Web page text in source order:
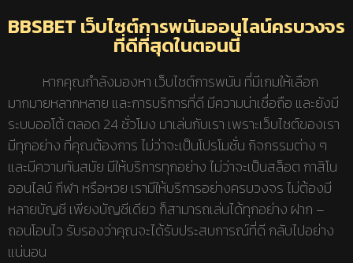
BBSBET เว็บไซต์การพนันออนไลน์ครบวงจร
ที่ดีที่สุดในตอนนี้
หากคุณกำลังมองหา เว็บไซต์การพนัน ที่มีเกมให้เลือก
มากมายหลากหลาย และการบริการที่ดี มีความน่าเชื่อถือ และยังมี
ระบบออโต้ ตลอด 24 ชั่วโมง มาเล่นกับเรา เพราะเว็บไซต์ของเรา
มีทุกอย่าง ที่คุณต้องการ ไม่ว่าจะเป็นโปรโมชั่น กิจกรรมต่าง ๆ
และมีความทันสมัย มีให้บริการทุกอย่าง ไม่ว่าจะเป็นสล็อต กาสิโน
ออนไลน์ กีฬา หรือหวย เรามีให้บริการอย่างครบวงจร ไม่ต้องมี
หลายบัญชี เพียงบัญชีเดียว ก็สามารถเล่นได้ทุกอย่าง ฝาก –
ถอนโอนไว รับรองว่าคุณจะได้รับประสบการณ์ที่ดี กลับไปอย่าง
แน่นอน